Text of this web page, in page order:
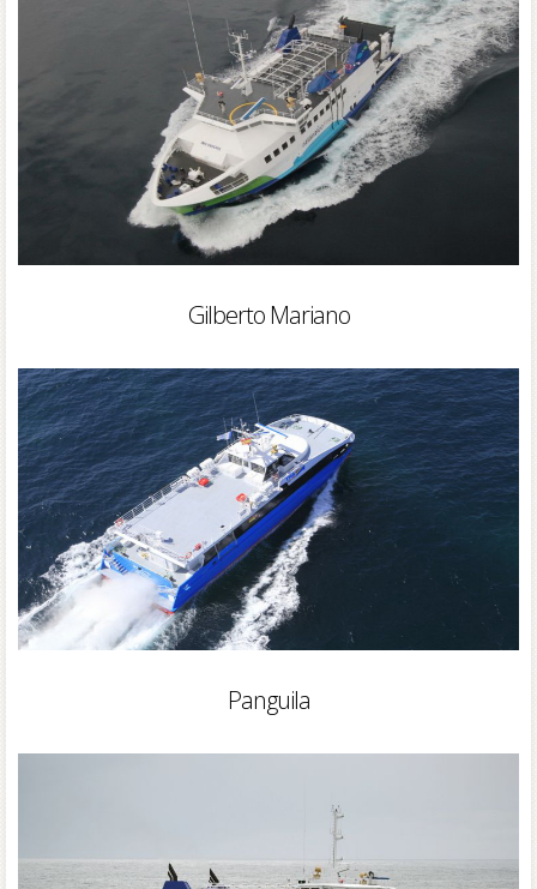
Gilberto Mariano
Panguila